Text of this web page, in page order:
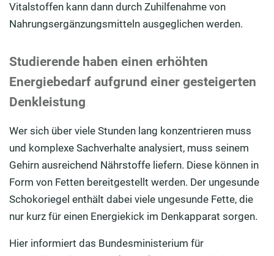
Vitalstoffen kann dann durch Zuhilfenahme von
Nahrungsergänzungsmitteln ausgeglichen werden.
Studierende haben einen erhöhten
Energiebedarf aufgrund einer gesteigerten
Denkleistung
Wer sich über viele Stunden lang konzentrieren muss
und komplexe Sachverhalte analysiert, muss seinem
Gehirn ausreichend Nährstoffe liefern. Diese können in
Form von Fetten bereitgestellt werden. Der ungesunde
Schokoriegel enthält dabei viele ungesunde Fette, die
nur kurz für einen Energiekick im Denkapparat sorgen.
Hier informiert das Bundesministerium für